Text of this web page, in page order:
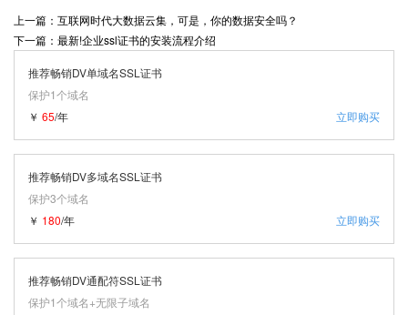
上一篇：互联网时代大数据云集，可是，你的数据安全吗？
下一篇：最新!企业ssl证书的安装流程介绍
推荐畅销DV单域名SSL证书
保护1个域名
立即购买
￥ 65/年
推荐畅销DV多域名SSL证书
保护3个域名
立即购买
￥ 180/年
推荐畅销DV通配符SSL证书
保护1个域名+无限子域名